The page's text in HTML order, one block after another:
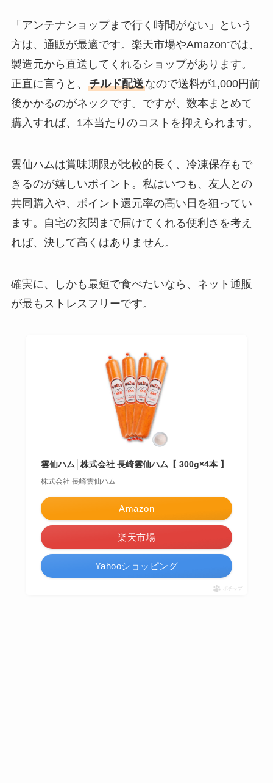
「アンテナショップまで行く時間がない」という
方は、通販が最適です。楽天市場やAmazonでは、
製造元から直送してくれるショップがあります。
正直に言うと、 チルド配送なので送料が1,000円前
後かかるのがネックです。ですが、数本まとめて
購入すれば、1本当たりのコストを抑えられます。
雲仙ハムは賞味期限が比較的長く、冷凍保存もで
きるのが嬉しいポイント。私はいつも、友人との
共同購入や、ポイント還元率の高い日を狙ってい
ます。自宅の玄関まで届けてくれる便利さを考え
れば、決して高くはありません。
確実に、しかも最短で食べたいなら、ネット通販
が最もストレスフリーです。
雲仙ハム│株式会社 長崎雲仙ハム【 300g×4本 】
株式会社 長崎雲仙ハム
Amazon
楽天市場
Yahooショッピング
ポチップ